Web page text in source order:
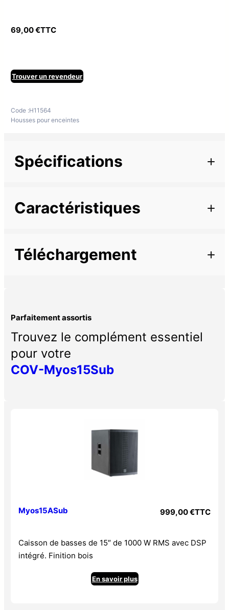
69,00€TTC
Trouver un revendeur
Code :H11564
Housses pour enceintes
Spécifications
Caractéristiques
Téléchargement
Parfaitement assortis
Trouvez le complément essentiel
pour votre
COV-Myos15Sub
Myos15ASub 999,00€TTC
Caisson de basses de 15″ de 1000 W RMS avec DSP
intégré. Finition bois
En savoir plus